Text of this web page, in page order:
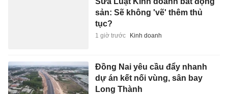
sản: Sẽ không 'vẽ' thêm thủ
tục?
1 giờ trước Kinh doanh
Đồng Nai yêu cầu đẩy nhanh
dự án kết nối vùng, sân bay
Long Thành